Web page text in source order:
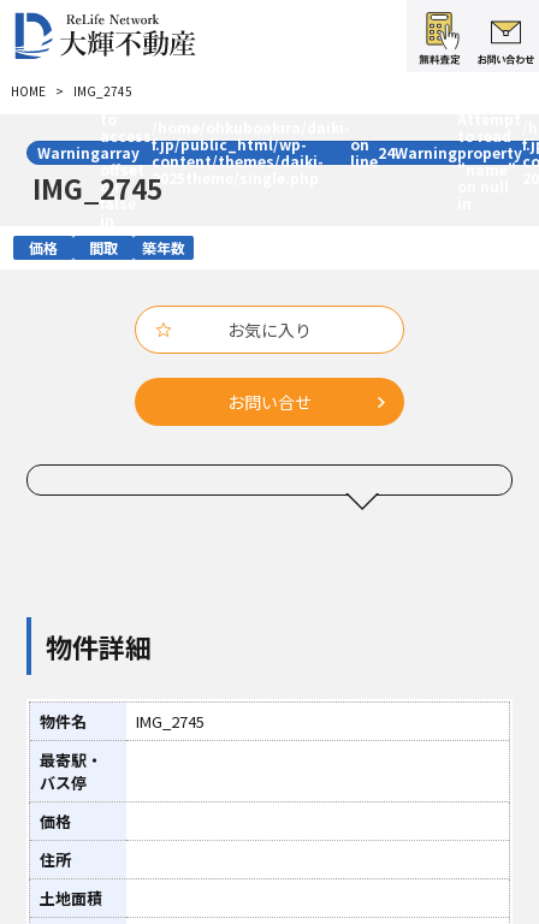
HOME IMG_2745
Warning
:
Trying
array
offset
on
false
f.jp/public_html/wp-
content/themes/daiki-
2025theme/single.php
on
line24Warningproperty
"name"
IMG_2745
価格 間取 築年数
お気に入り
お問い合せ
物件詳細
物件名
IMG_2745
最寄駅・
バス停
価格
住所
土地面積